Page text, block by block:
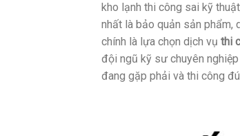
kho lạnh thi công sai kỹ
nhất là bảo quản sản phẩm,
chính là lựa chọn dịch vụ thi
đội ngũ kỹ sư chuyên
đang gặp phải và thi công